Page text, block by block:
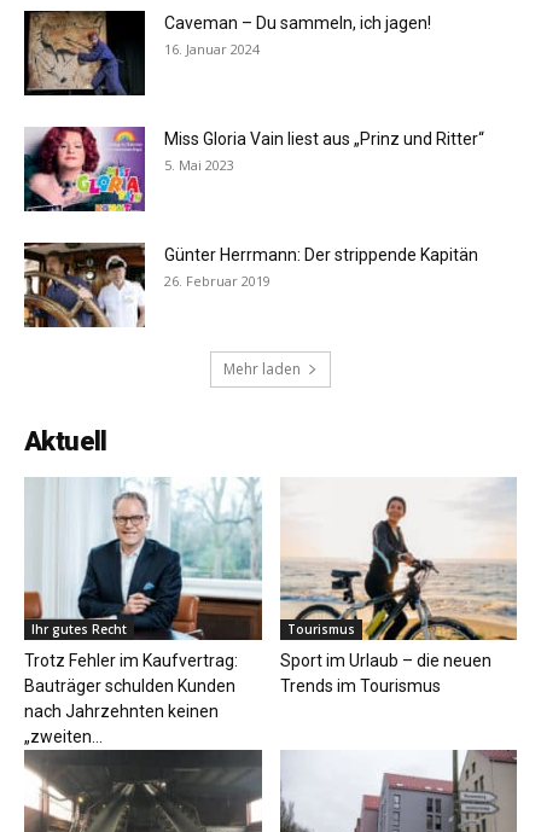
Caveman – Du sammeln, ich jagen!
16. Januar 2024
Miss Gloria Vain liest aus „Prinz und Ritter“
5. Mai 2023
Günter Herrmann: Der strippende Kapitän
26. Februar 2019
Mehr laden
Aktuell
Ihr gutes Recht
Trotz Fehler im Kaufvertrag:
Bauträger schulden Kunden
nach Jahrzehnten keinen
„zweiten...
Tourismus
Sport im Urlaub – die neuen
Trends im Tourismus